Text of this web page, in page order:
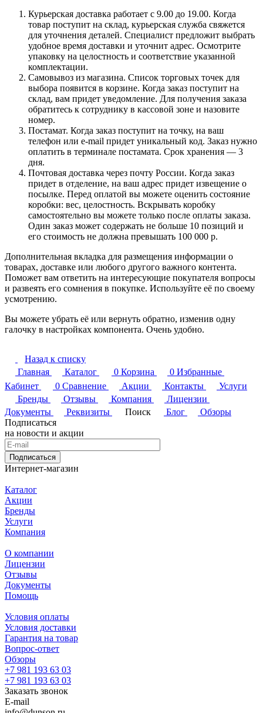
Курьерская доставка работает с 9.00 до 19.00. Когда
товар поступит на склад, курьерская служба свяжется
для уточнения деталей. Специалист предложит выбрать
удобное время доставки и уточнит адрес. Осмотрите
упаковку на целостность и соответствие указанной
комплектации.
Самовывоз из магазина. Список торговых точек для
выбора появится в корзине. Когда заказ поступит на
склад, вам придет уведомление. Для получения заказа
обратитесь к сотруднику в кассовой зоне и назовите
номер.
Постамат. Когда заказ поступит на точку, на ваш
телефон или e-mail придет уникальный код. Заказ нужно
оплатить в терминале постамата. Срок хранения — 3
дня.
Почтовая доставка через почту России. Когда заказ
придет в отделение, на ваш адрес придет извещение о
посылке. Перед оплатой вы можете оценить состояние
коробки: вес, целостность. Вскрывать коробку
самостоятельно вы можете только после оплаты заказа.
Один заказ может содержать не больше 10 позиций и
его стоимость не должна превышать 100 000 р.
Дополнительная вкладка для размещения информации о
товарах, доставке или любого другого важного контента.
Поможет вам ответить на интересующие покупателя вопросы
и развеять его сомнения в покупке. Используйте её по своему
усмотрению.
Вы можете убрать её или вернуть обратно, изменив одну
галочку в настройках компонента. Очень удобно.
Назад к списку
Главная
Каталог 0 Корзина 0 Избранные
Кабинет
0 Сравнение Акции Контакты
Услуги
Бренды
Отзывы Компания
Лицензии
Документы
Реквизиты Поиск Блог
Обзоры
Подписаться
на новости и акции
Подписаться
Интернет-магазин
Каталог
Акции
Бренды
Услуги
Компания
О компании
Лицензии
Отзывы
Документы
Помощь
Условия оплаты
Условия доставки
Гарантия на товар
Вопрос-ответ
Обзоры
+7 981 193 63 03
+7 981 193 63 03
Заказать звонок
E-mail